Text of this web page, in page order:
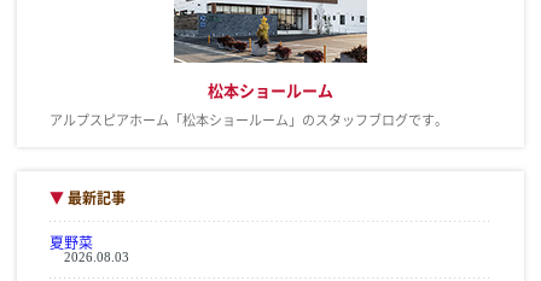
松本ショールーム
アルプスピアホーム「松本ショールーム」のスタッフブログです。
▼最新記事
夏野菜
2026.08.03